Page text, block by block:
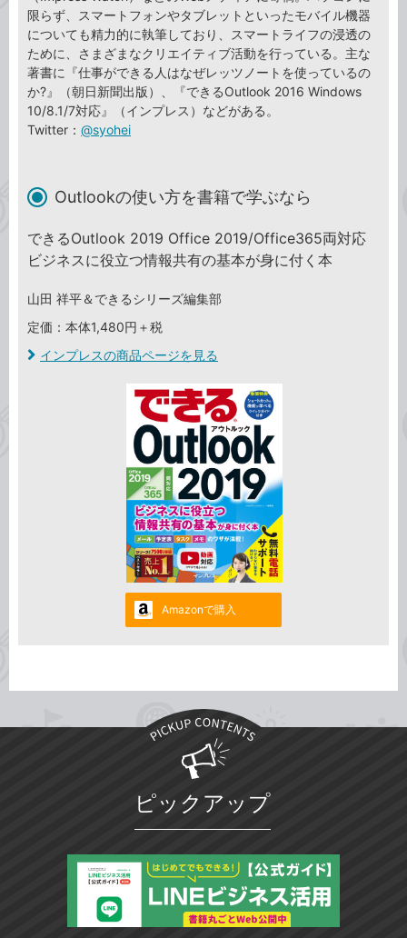
限らず、スマートフォンやタブレットといったモバイル機器
についても精力的に執筆しており、スマートライフの浸透の
ために、さまざまなクリエイティブ活動を行っている。主な
著書に『仕事ができる人はなぜレッツノートを使っているの
か?』（朝日新聞出版）、『できるOutlook 2016 Windows
10/8.1/7対応』（インプレス）などがある。
Twitter： @syohei
Outlookの使い方を書籍で学ぶなら
できるOutlook 2019 Office 2019/Office365両対応
ビジネスに役立つ情報共有の基本が身に付く本
山田 祥平＆できるシリーズ編集部
定価：本体1,480円＋税
インプレスの商品ページを見る
Amazonで購入
ピックアップ